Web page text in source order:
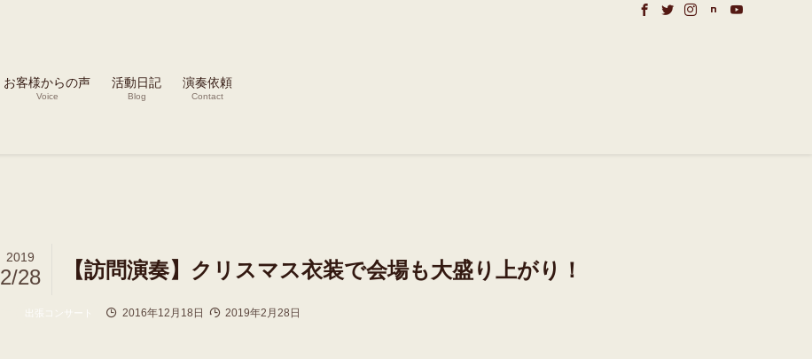
お客様からの声
Voice
活動日記
Blog
演奏依頼
Contact
【訪問演奏】クリスマス衣装で会場も大盛り上がり！
2019
2/28
出張コンサート 2016年12月18日 2019年2月28日